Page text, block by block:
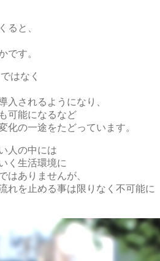
ると、
です。
はなく
入されるようになり、
可能になるなど
化の一途をたどっています。
人の中には
く生活環境に
はありませんが、
れを止める事は限りなく不可能に